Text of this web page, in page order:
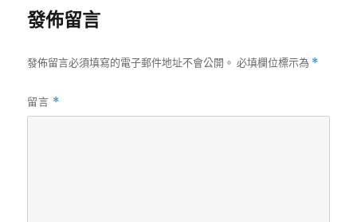
發佈留言
發佈留言必須填寫的電子郵件地址不會公開。 必填欄位標示為 *
留言 *